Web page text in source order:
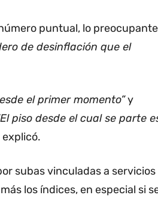
puntual, lo preocupante
de desinflación que el
el primer momento”y
piso desde el cual se parte
explicó.
subas vinculadas a servicios
los índices, en especial si